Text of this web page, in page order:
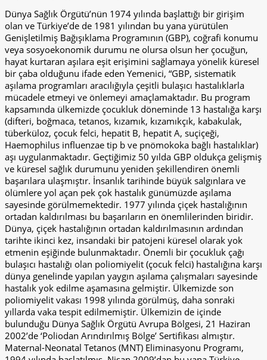
Dünya Sağlık Örgütü’nün 1974 yılında başlattığı bir girişim
olan ve Türkiye’de de 1981 yılından bu yana yürütülen
Genişletilmiş Bağışıklama Programının (GBP), coğrafi konumu
veya sosyoekonomik durumu ne olursa olsun her çocuğun,
hayat kurtaran aşılara eşit erişimini sağlamaya yönelik küresel
bir çaba olduğunu ifade eden Yemenici, “GBP, sistematik
aşılama programları aracılığıyla çeşitli bulaşıcı hastalıklarla
mücadele etmeyi ve önlemeyi amaçlamaktadır. Bu program
kapsamında ülkemizde çocukluk döneminde 13 hastalığa karşı
(difteri, boğmaca, tetanos, kızamık, kızamıkçık, kabakulak,
tüberküloz, çocuk felci, hepatit B, hepatit A, suçiçeği,
Haemophilus influenzae tip b ve pnömokoka bağlı hastalıklar)
aşı uygulanmaktadır. Geçtiğimiz 50 yılda GBP oldukça gelişmiş
ve küresel sağlık durumunu yeniden şekillendiren önemli
başarılara ulaşmıştır. İnsanlık tarihinde büyük salgınlara ve
ölümlere yol açan pek çok hastalık günümüzde aşılama
sayesinde görülmemektedir. 1977 yılında çiçek hastalığının
ortadan kaldırılması bu başarıların en önemlilerinden biridir.
Dünya, çiçek hastalığının ortadan kaldırılmasının ardından
tarihte ikinci kez, insandaki bir patojeni küresel olarak yok
etmenin eşiğinde bulunmaktadır. Önemli bir çocukluk çağı
bulaşıcı hastalığı olan poliomiyelit (çocuk felci) hastalığına karşı
dünya genelinde yapılan yaygın aşılama çalışmaları sayesinde
hastalık yok edilme aşamasına gelmiştir. Ülkemizde son
poliomiyelit vakası 1998 yılında görülmüş, daha sonraki
yıllarda vaka tespit edilmemiştir. Ülkemizin de içinde
bulunduğu Dünya Sağlık Örgütü Avrupa Bölgesi, 21 Haziran
2002’de ‘Poliodan Arındırılmış Bölge’ Sertifikası almıştır.
Maternal-Neonatal Tetanos (MNT) Eliminasyonu Programı,